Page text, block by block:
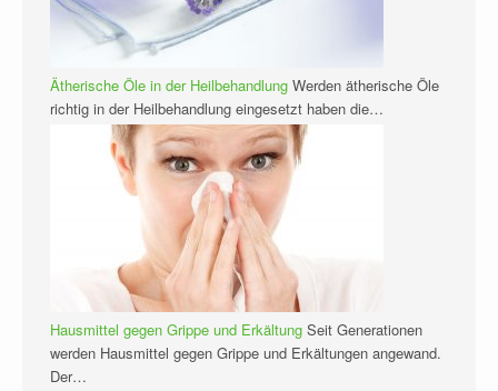
Ätherische Öle in der Heilbehandlung Werden ätherische Öle
richtig in der Heilbehandlung eingesetzt haben die…
Hausmittel gegen Grippe und Erkältung Seit Generationen
werden Hausmittel gegen Grippe und Erkältungen angewand.
Der…